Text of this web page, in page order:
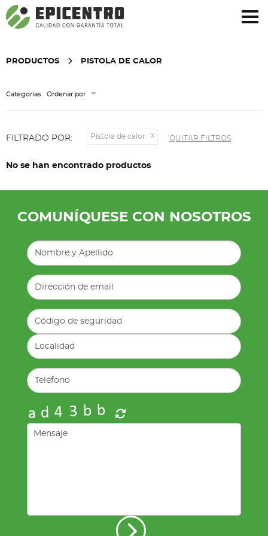
¿Olvidó su contraseña?Regístrese aquí
PRODUCTOS PISTOLA DE CALOR
Categorías Ordenar por
FILTRADO POR: Pistola de calor QUITAR FILTROS
No se han encontrado productos
COMUNÍQUESE CON NOSOTROS